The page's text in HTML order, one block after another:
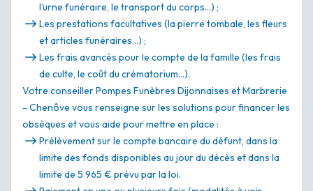
l’urne funéraire, le transport du corps…) ;
Les prestations facultatives (la pierre tombale, les fleurs
et articles funéraires…) ;
Les frais avancés pour le compte de la famille (les frais
de culte, le coût du crématorium…).
Votre conseiller Pompes Funèbres Dijonnaises et Marbrerie
- Chenôve vous renseigne sur les solutions pour financer les
obsèques et vous aide pour mettre en place :
Prélèvement sur le compte bancaire du défunt, dans la
limite des fonds disponibles au jour du décès et dans la
limite de 5 965 € prévu par la loi.